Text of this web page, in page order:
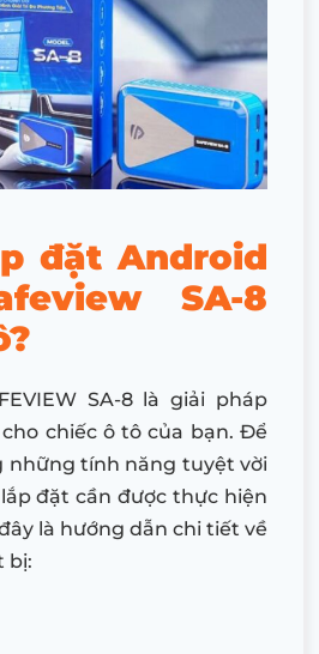
đặt Android
SA-8
SA-8 là giải pháp
chiếc ô tô của bạn. Để
những tính năng tuyệt vời
đặt cần được thực hiện
là hướng dẫn chi tiết về
bị: